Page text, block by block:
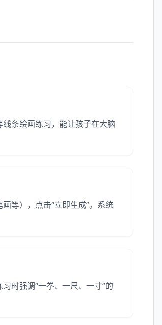
条绘画练习，能让孩子在大脑
等），点击“立即生成”。系统
时强调“一拳、一尺、一寸”的